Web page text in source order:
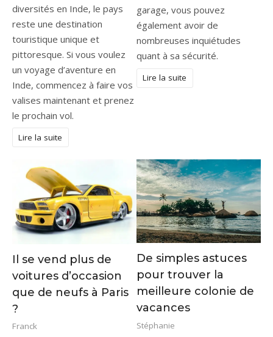
diversités en Inde, le pays
reste une destination
touristique unique et
pittoresque. Si vous voulez
un voyage d’aventure en
Inde, commencez à faire vos
valises maintenant et prenez
le prochain vol.
Lire la suite
garage, vous pouvez
également avoir de
nombreuses inquiétudes
quant à sa sécurité.
Lire la suite
Il se vend plus de
voitures d’occasion
que de neufs à Paris
?
Franck
De simples astuces
pour trouver la
meilleure colonie de
vacances
Stéphanie